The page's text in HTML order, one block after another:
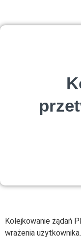
Kolejkowanie żądań
wrażenia